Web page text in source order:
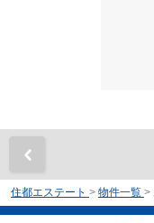
住都エステート > 物件一覧 >